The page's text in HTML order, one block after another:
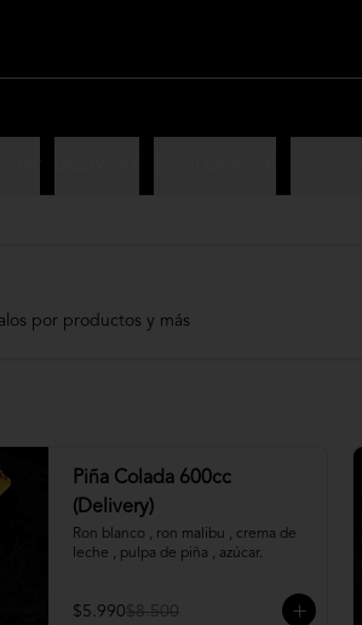
por productos y más
Piña Colada 600cc
(Delivery)
Ron blanco , ron malibu , crema de
leche , pulpa de piña , azúcar.
$5.990$8.500